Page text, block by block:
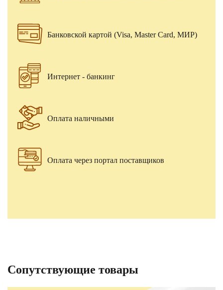
Банковской картой (Visa, Master Card, МИР)
Интернет - банкинг
Оплата наличными
Оплата через портал поставщиков
Сопутствующие товары